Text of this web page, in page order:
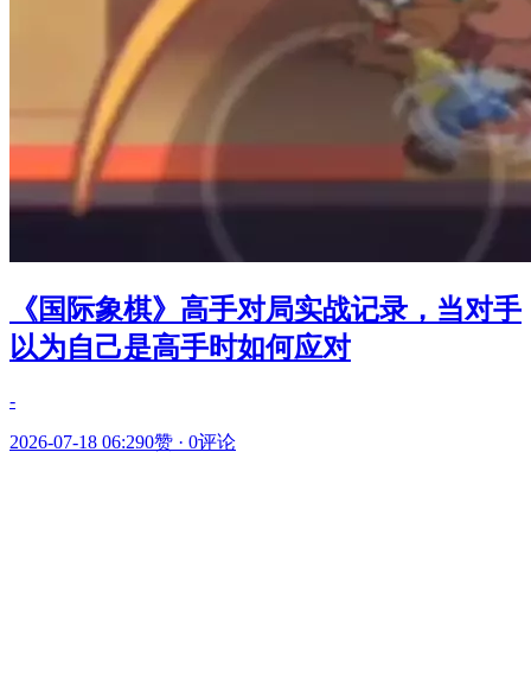
《国际象棋》高手对局实战记录，当对手
以为自己是高手时如何应对
-
2026-07-18 06:290赞 · 0评论